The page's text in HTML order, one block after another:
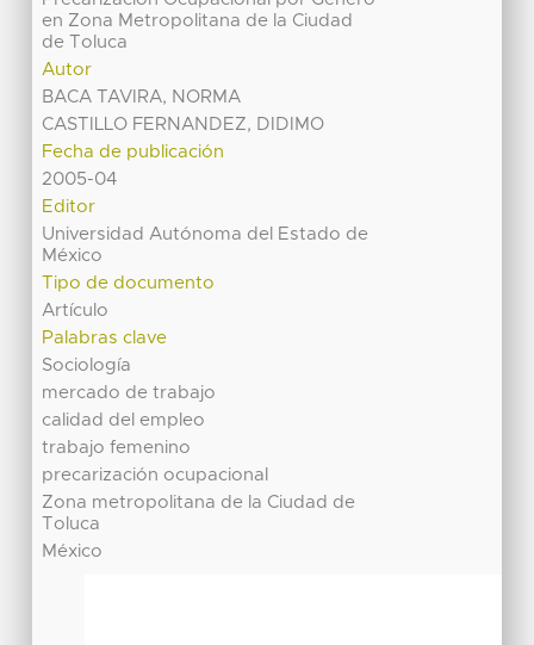
en Zona Metropolitana de la Ciudad
de Toluca
Autor
BACA TAVIRA, NORMA
CASTILLO FERNANDEZ, DIDIMO
Fecha de publicación
2005-04
Editor
Universidad Autónoma del Estado de
México
Tipo de documento
Artículo
Palabras clave
Sociología
mercado de trabajo
calidad del empleo
trabajo femenino
precarización ocupacional
Zona metropolitana de la Ciudad de
Toluca
México